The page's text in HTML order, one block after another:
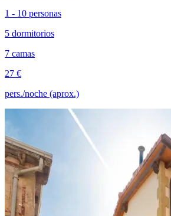
1 - 10 personas
5 dormitorios
7 camas
27 €
pers./noche (aprox.)